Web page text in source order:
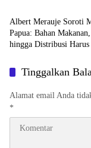
Albert Merauje Soroti
Papua: Bahan
hingga Distribusi Harus
Tinggalkan
Alamat email Anda
*